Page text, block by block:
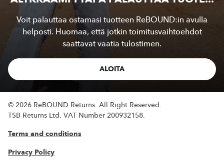
Voit palauttaa ostamasi tuotteen ReBOUND:in avulla
helposti. Huomaa, että jotkin toimitusvaihtoehdot
saattavat vaatia tulostimen.
ALOITA
© 2026 ReBOUND Returns. All Right Reserved.
TSB Returns Ltd. VAT Number 200932158.
Terms and conditions
Privacy Policy